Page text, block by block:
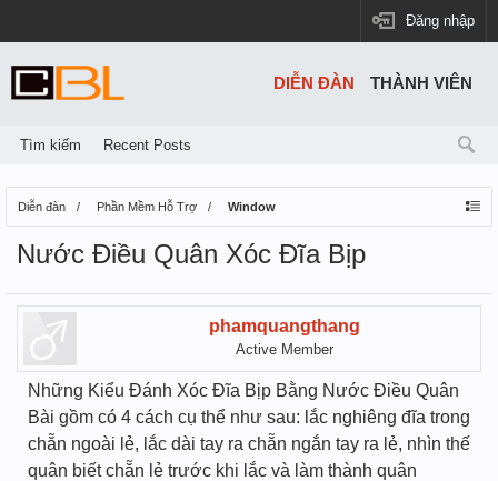
Đăng nhập
Diễn đàn Phần Mềm Hỗ Trợ Window
Nước Điều Quân Xóc Đĩa Bịp
phamquangthang
Active Member
Những Kiểu Đánh Xóc Đĩa Bịp Bằng Nước Điều Quân
Bài gồm có 4 cách cụ thể như sau: lắc nghiêng đĩa trong
chẵn ngoài lẻ, lắc dài tay ra chẵn ngắn tay ra lẻ, nhìn thế
quân biết chẵn lẻ trước khi lắc và làm thành quân
DIỄN ĐÀN
Tìm kiếm Recent Posts
THÀNH VIÊN